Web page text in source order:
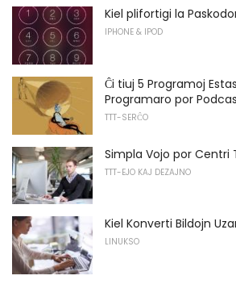
Kiel plifortigi la
IPHONE & IPOD
Ĉi tiuj 5 Programoj
Programaro por
TTT-SERĈO
Simpla Vojo por Centri
TTT-EJO KAJ DEZAJNO
Kiel Konverti Bildojn
LINUKSO